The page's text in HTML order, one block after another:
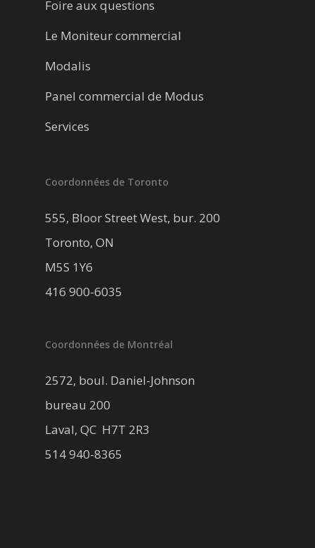
Foire aux questions
Le Moniteur commercial
Modalis
Panel commercial de Modus
Services
Coordonnées de Toronto
555, Bloor Street West, bur. 200
Toronto, ON
M5S 1Y6
416 900-6035
Coordonnées de Montréal
2572, boul. Daniel-Johnson
bureau 200
Laval, QC H7T 2R3
514 940-8365